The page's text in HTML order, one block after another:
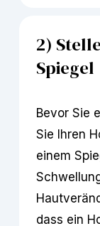
2)
Spiegel
Bevor Sie
Sie Ihren
einem
dass ein